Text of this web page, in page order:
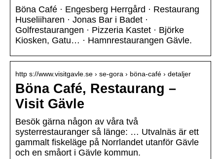
Böna Café · Engesberg Herrgård · Restaurang
Huseliiharen · Jonas Bar i Badet ·
Golfrestaurangen · Pizzeria Kastet · Björke
Kiosken, Gatu… · Hamnrestaurangen Gävle.
http s://www.visitgavle.se › se-gora › böna-café › detaljer
Böna Café, Restaurang –
Visit Gävle
Besök gärna någon av våra två
systerrestauranger så länge: … Utvalnäs är ett
gammalt fiskeläge på Norrlandet utanför Gävle
och en småort i Gävle kommun.